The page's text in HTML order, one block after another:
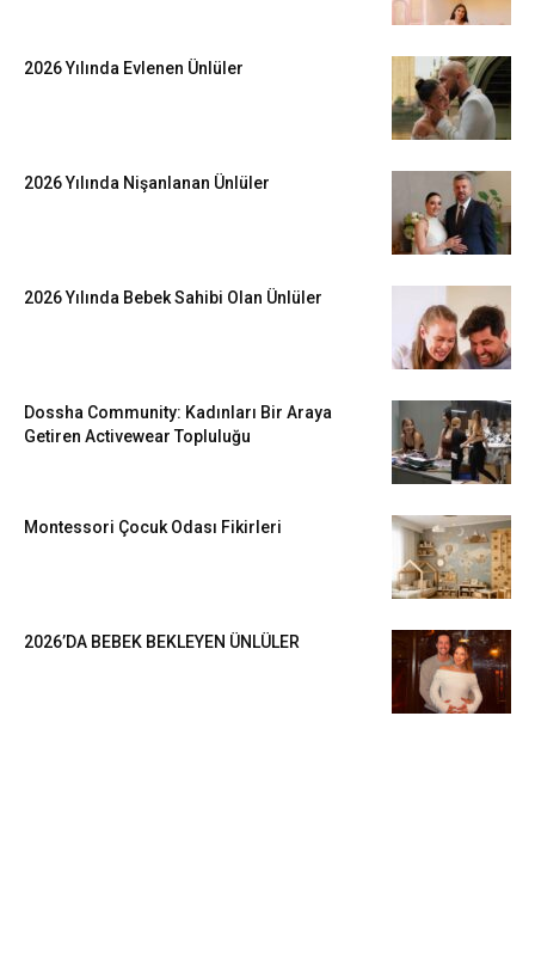
2026 Yılında Evlenen Ünlüler
2026 Yılında Nişanlanan Ünlüler
2026 Yılında Bebek Sahibi Olan Ünlüler
Dossha Community: Kadınları Bir Araya
Getiren Activewear Topluluğu
Montessori Çocuk Odası Fikirleri
2026’DA BEBEK BEKLEYEN ÜNLÜLER